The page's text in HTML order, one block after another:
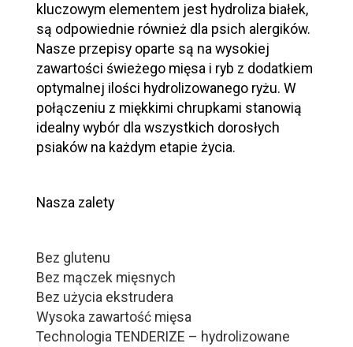
kluczowym elementem jest hydroliza białek,
są odpowiednie również dla psich alergików.
Nasze przepisy oparte są na wysokiej
zawartości świeżego mięsa i ryb z dodatkiem
optymalnej ilości hydrolizowanego ryżu. W
połączeniu z miękkimi chrupkami stanowią
idealny wybór dla wszystkich dorosłych
psiaków na każdym etapie życia.
Nasza zalety
Bez glutenu
Bez mączek mięsnych
Bez użycia ekstrudera
Wysoka zawartość mięsa
Technologia TENDERIZE – hydrolizowane